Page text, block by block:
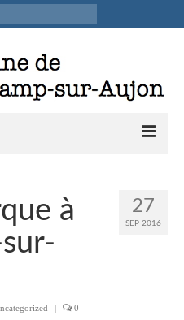
en cartes postales
27
SEP 2016
à
0